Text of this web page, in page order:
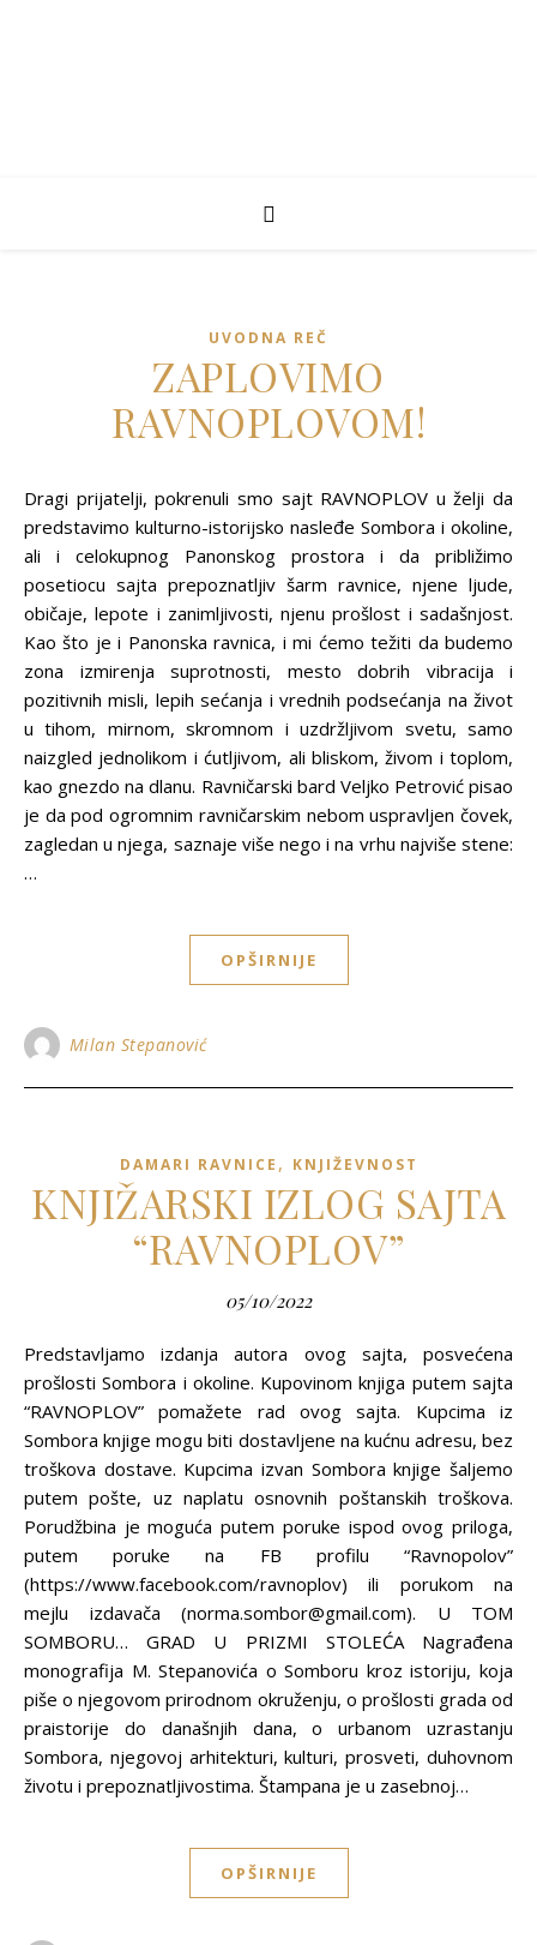
UVODNA REČ
ZAPLOVIMO
RAVNOPLOVOM!
Dragi prijatelji, pokrenuli smo sajt RAVNOPLOV u želji da
predstavimo kulturno-istorijsko nasleđe Sombora i okoline,
ali i celokupnog Panonskog prostora i da približimo
posetiocu sajta prepoznatljiv šarm ravnice, njene ljude,
običaje, lepote i zanimljivosti, njenu prošlost i sadašnjost.
Kao što je i Panonska ravnica, i mi ćemo težiti da budemo
zona izmirenja suprotnosti, mesto dobrih vibracija i
pozitivnih misli, lepih sećanja i vrednih podsećanja na život
u tihom, mirnom, skromnom i uzdržljivom svetu, samo
naizgled jednolikom i ćutljivom, ali bliskom, živom i toplom,
kao gnezdo na dlanu. Ravničarski bard Veljko Petrović pisao
je da pod ogromnim ravničarskim nebom uspravljen čovek,
zagledan u njega, saznaje više nego i na vrhu najviše stene:
…
OPŠIRNIJE
Milan Stepanović
DAMARI RAVNICE , KNJIŽEVNOST
KNJIŽARSKI IZLOG SAJTA
“RAVNOPLOV”
05/10/2022
Predstavljamo izdanja autora ovog sajta, posvećena
prošlosti Sombora i okoline. Kupovinom knjiga putem sajta
“RAVNOPLOV” pomažete rad ovog sajta. Kupcima iz
Sombora knjige mogu biti dostavljene na kućnu adresu, bez
troškova dostave. Kupcima izvan Sombora knjige šaljemo
putem pošte, uz naplatu osnovnih poštanskih troškova.
Porudžbina je moguća putem poruke ispod ovog priloga,
putem poruke na FB profilu “Ravnopolov”
(https://www.facebook.com/ravnoplov) ili porukom na
mejlu izdavača (norma.sombor@gmail.com). U TOM
SOMBORU… GRAD U PRIZMI STOLEĆA Nagrađena
monografija M. Stepanovića o Somboru kroz istoriju, koja
piše o njegovom prirodnom okruženju, o prošlosti grada od
praistorije do današnjih dana, o urbanom uzrastanju
Sombora, njegovoj arhitekturi, kulturi, prosveti, duhovnom
životu i prepoznatljivostima. Štampana je u zasebnoj…
OPŠIRNIJE